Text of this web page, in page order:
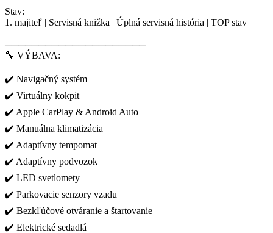
Stav:
1. majiteľ | Servisná knižka | Úplná servisná história | TOP stav
─────────────────────
🔧 VÝBAVA:
✔️ Navigačný systém
✔️ Virtuálny kokpit
✔️ Apple CarPlay & Android Auto
✔️ Manuálna klimatizácia
✔️ Adaptívny tempomat
✔️ Adaptívny podvozok
✔️ LED svetlomety
✔️ Parkovacie senzory vzadu
✔️ Bezkľúčové otváranie a štartovanie
✔️ Elektrické sedadlá